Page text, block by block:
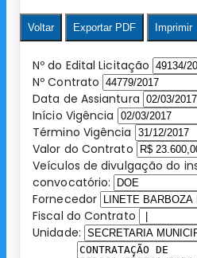
Voltar Exportar PDF Imprimir
Nº do Edital Licitação
Nº Contrato
Data de Assiantura
Início Vigência
Término Vigência
Valor do Contrato
Veículos de divulgação do
convocatório:
Fornecedor
Fiscal do Contrato
Unidade: